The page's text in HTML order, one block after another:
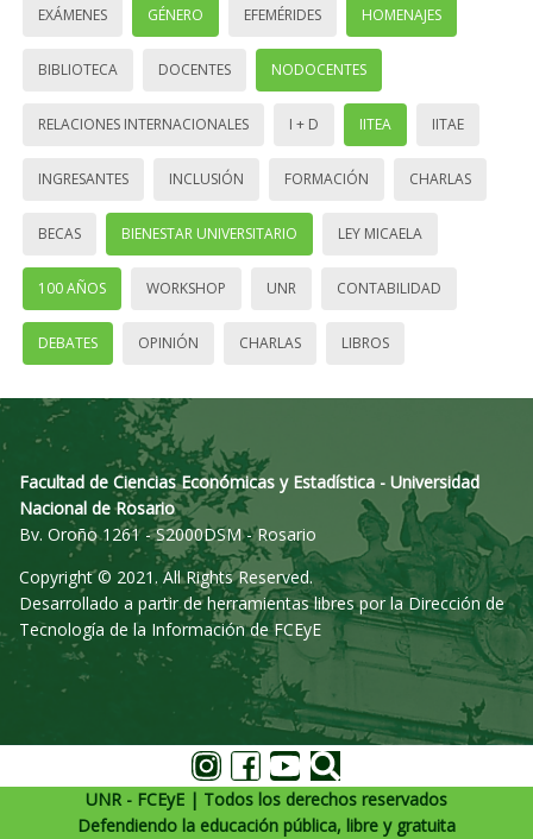
EXÁMENES GÉNERO EFEMÉRIDES HOMENAJES
BIBLIOTECA DOCENTES NODOCENTES
RELACIONES INTERNACIONALES I + D IITEA IITAE
INGRESANTES INCLUSIÓN FORMACIÓN CHARLAS
BECAS BIENESTAR UNIVERSITARIO LEY MICAELA
100 AÑOS WORKSHOP UNR CONTABILIDAD
DEBATES OPINIÓN CHARLAS LIBROS
Facultad de Ciencias Económicas y Estadística - Universidad
Nacional de Rosario
Bv. Oroño 1261 - S2000DSM - Rosario
Copyright © 2021. All Rights Reserved.
Desarrollado a partir de herramientas libres por la Dirección de
Tecnología de la Información de FCEyE
UNR - FCEyE | Todos los derechos reservados
Defendiendo la educación pública, libre y gratuita